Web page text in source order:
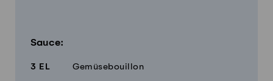
Sauce:
3 EL Gemüsebouillon